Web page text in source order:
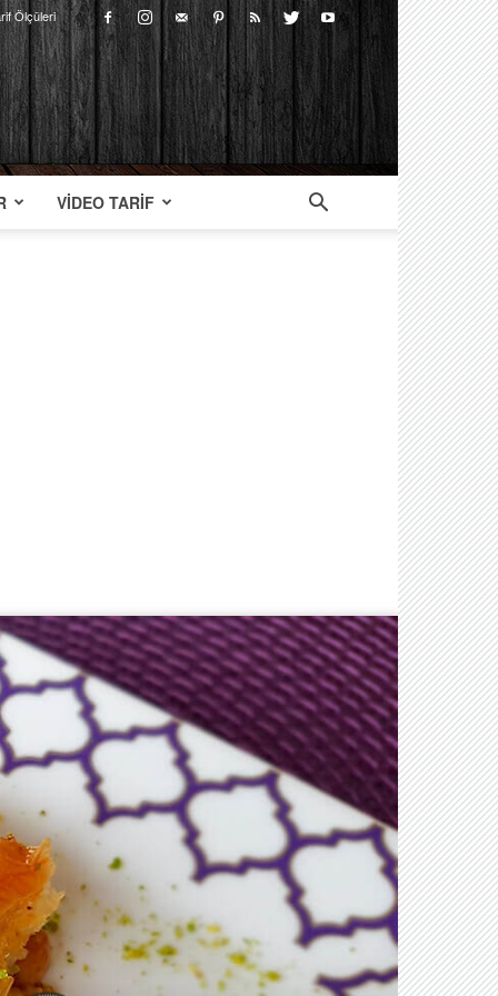
Ölçüleri
VIDEO TARIF